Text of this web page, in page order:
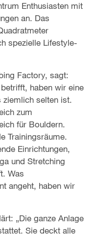
Enthusiasten mit
an. Das
spezielle Lifestyle-
Factory, sagt:
haben wir eine
ziemlich selten ist.
zum
für Bouldern.
Trainingsräume.
Einrichtungen,
und Stretching
Was
angeht, haben wir
„Die ganze Anlage
Sie deckt alle